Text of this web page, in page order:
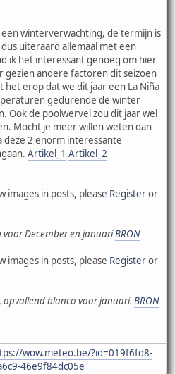
winterverwachting, de termijn is
uiteraard allemaal met een
ik het interessant genoeg om hier
gezien andere factoren dit seizoen
het erop dat we dit jaar een La Niña
gedurende de winter
Ook de poolwervel zou dit jaar wel
Mocht je meer willen weten dan
2 enorm interessante
Artikel_1 Artikel_2
images in posts, please Registeror
December en januariBRON
images in posts, please Registeror
blanco voor januari. BRON
wow.meteo.be/?id=019f6fd8-
46e9f84dc05e